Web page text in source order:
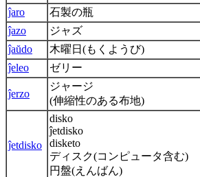
ĵaro
石製の瓶
ĵazo
ジャズ
ĵaŭdo
木曜日(もくようび)
ĵeleo
ゼリー
ĵerzo
ジャージ
(伸縮性のある布地)
ĵetdisko
disko
ĵetdisko
disketo
ディスク(コンピュータ含む)
円盤(えんばん)